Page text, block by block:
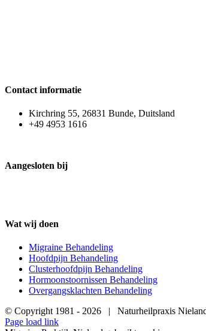
Contact informatie
Kirchring 55, 26831 Bunde, Duitsland
+49 4953 1616
Aangesloten bij
Wat wij doen
Migraine Behandeling
Hoofdpijn Behandeling
Clusterhoofdpijn Behandeling
Hormoonstoornissen Behandeling
Overgangsklachten Behandeling
© Copyright 1981 - 2026 | Naturheilpraxis
Page load link